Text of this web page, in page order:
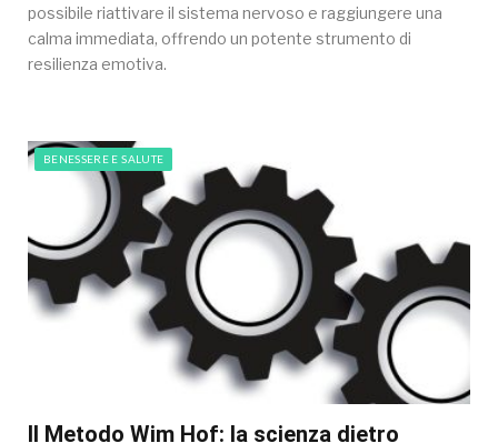
possibile riattivare il sistema nervoso e raggiungere una
calma immediata, offrendo un potente strumento di
resilienza emotiva.
BENESSERE E SALUTE
Il Metodo Wim Hof: la scienza dietro